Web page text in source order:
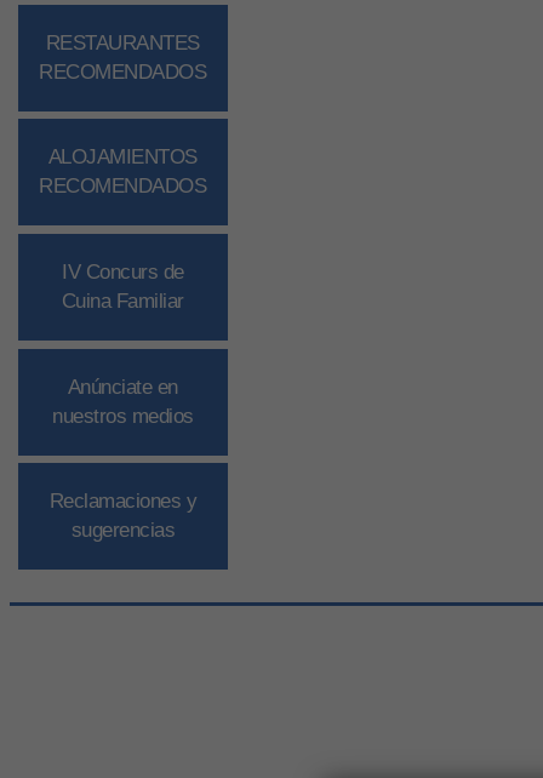
RESTAURANTES
RECOMENDADOS
ALOJAMIENTOS
RECOMENDADOS
IV Concurs de
Cuina Familiar
Anúnciate en
nuestros medios
Reclamaciones y
sugerencias